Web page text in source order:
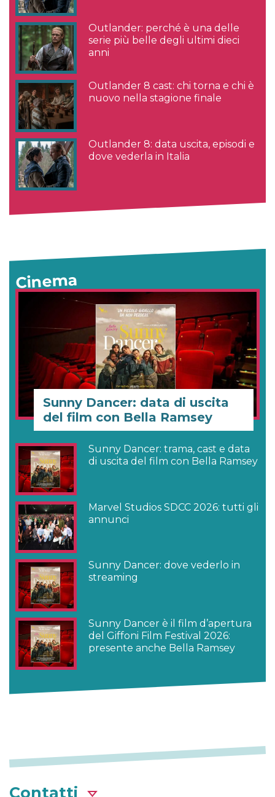
Outlander: perché è una delle
serie più belle degli ultimi dieci
anni
Outlander 8 cast: chi torna e chi è
nuovo nella stagione finale
Outlander 8: data uscita, episodi e
dove vederla in Italia
Cinema
Sunny Dancer: data di uscita
del film con Bella Ramsey
Sunny Dancer: trama, cast e data
di uscita del film con Bella Ramsey
Marvel Studios SDCC 2026: tutti gli
annunci
Sunny Dancer: dove vederlo in
streaming
Sunny Dancer è il film d’apertura
del Giffoni Film Festival 2026:
presente anche Bella Ramsey
Contatti